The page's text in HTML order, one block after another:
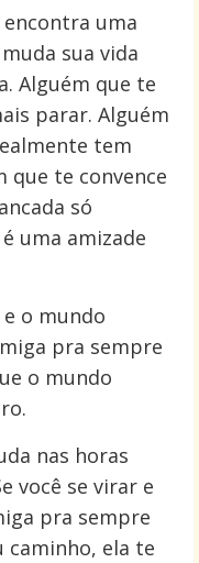
encontra uma
sua vida
Alguém que te
parar. Alguém
tem
que te convence
só
uma amizade
o mundo
pra sempre
o mundo
nas horas
você se virar e
pra sempre
caminho, ela te